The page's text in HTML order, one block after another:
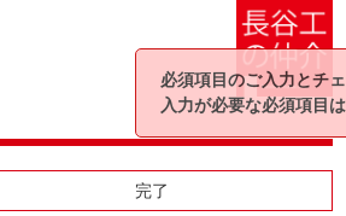
完了
必須項目のご入力とチ
入力が必要な必須項目